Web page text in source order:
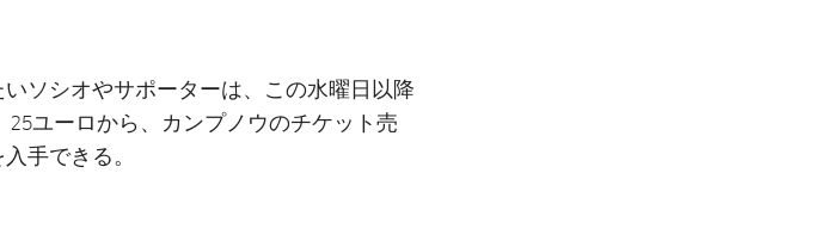
ソシオやサポーターは、この水曜日以降
ユーロから、カンプノウのチケット売
手できる。